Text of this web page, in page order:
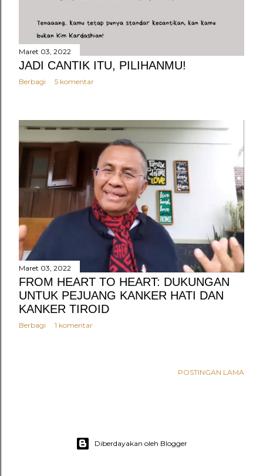
Maret 03, 2022
JADI CANTIK ITU, PILIHANMU!
Berbagi 5 komentar
Maret 03, 2022
FROM HEART TO HEART: DUKUNGAN
UNTUK PEJUANG KANKER HATI DAN
KANKER TIROID
Berbagi 1 komentar
POSTINGAN LAMA
Diberdayakan oleh Blogger